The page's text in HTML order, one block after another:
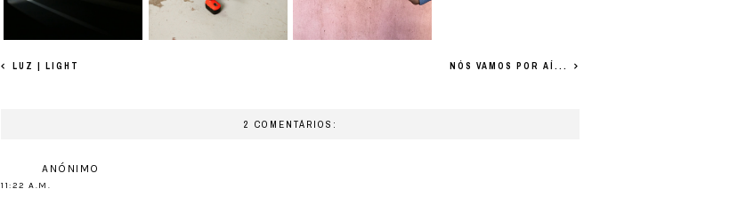
LUZ | LIGHT NÓS VAMOS POR AÍ...
2 COMENTÁRIOS:
ANÓNIMO
11:22 A.M.